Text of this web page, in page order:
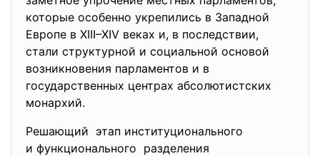
которые особенно укрепились в Западной
Европе в XIII–XIV веках и, в последствии,
стали структурной и социальной основой
возникновения парламентов и в
государственных центрах абсолютистских
монархий.
Решающий этап институционального
и функционального разделения